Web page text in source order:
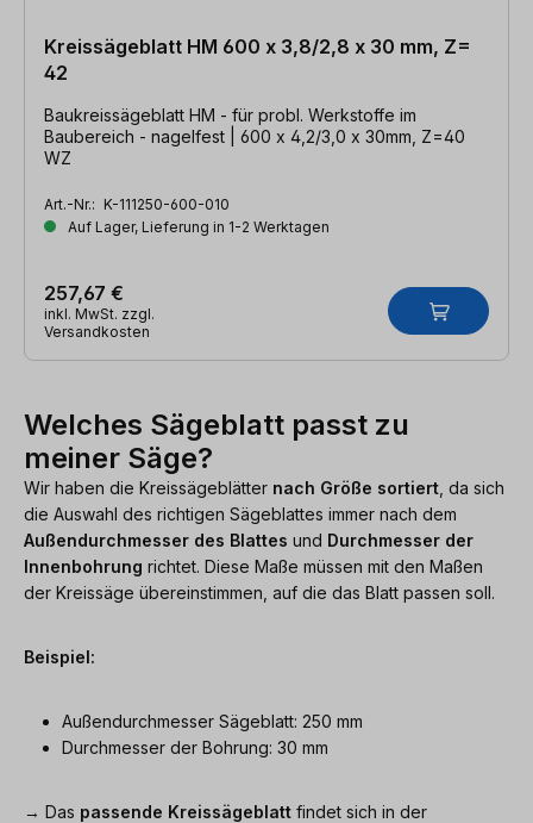
Kreissägeblatt HM 600 x 3,8/2,8 x 30 mm, Z=
42
Baukreissägeblatt HM - für probl. Werkstoffe im
Baubereich - nagelfest | 600 x 4,2/3,0 x 30mm, Z=40
WZ
Art.-Nr.: K-111250-600-010
Auf Lager, Lieferung in 1-2 Werktagen
257,67 €
inkl. MwSt. zzgl.
Versandkosten
Welches Sägeblatt passt zu
meiner Säge?
Wir haben die Kreissägeblätter nach Größe sortiert , da sich
die Auswahl des richtigen Sägeblattes immer nach dem
Außendurchmesser des Blattes und Durchmesser der
Innenbohrung richtet. Diese Maße müssen mit den Maßen
der Kreissäge übereinstimmen, auf die das Blatt passen soll.
Beispiel:
Außendurchmesser Sägeblatt: 250 mm
Durchmesser der Bohrung: 30 mm
→ Das passende Kreissägeblatt findet sich in der